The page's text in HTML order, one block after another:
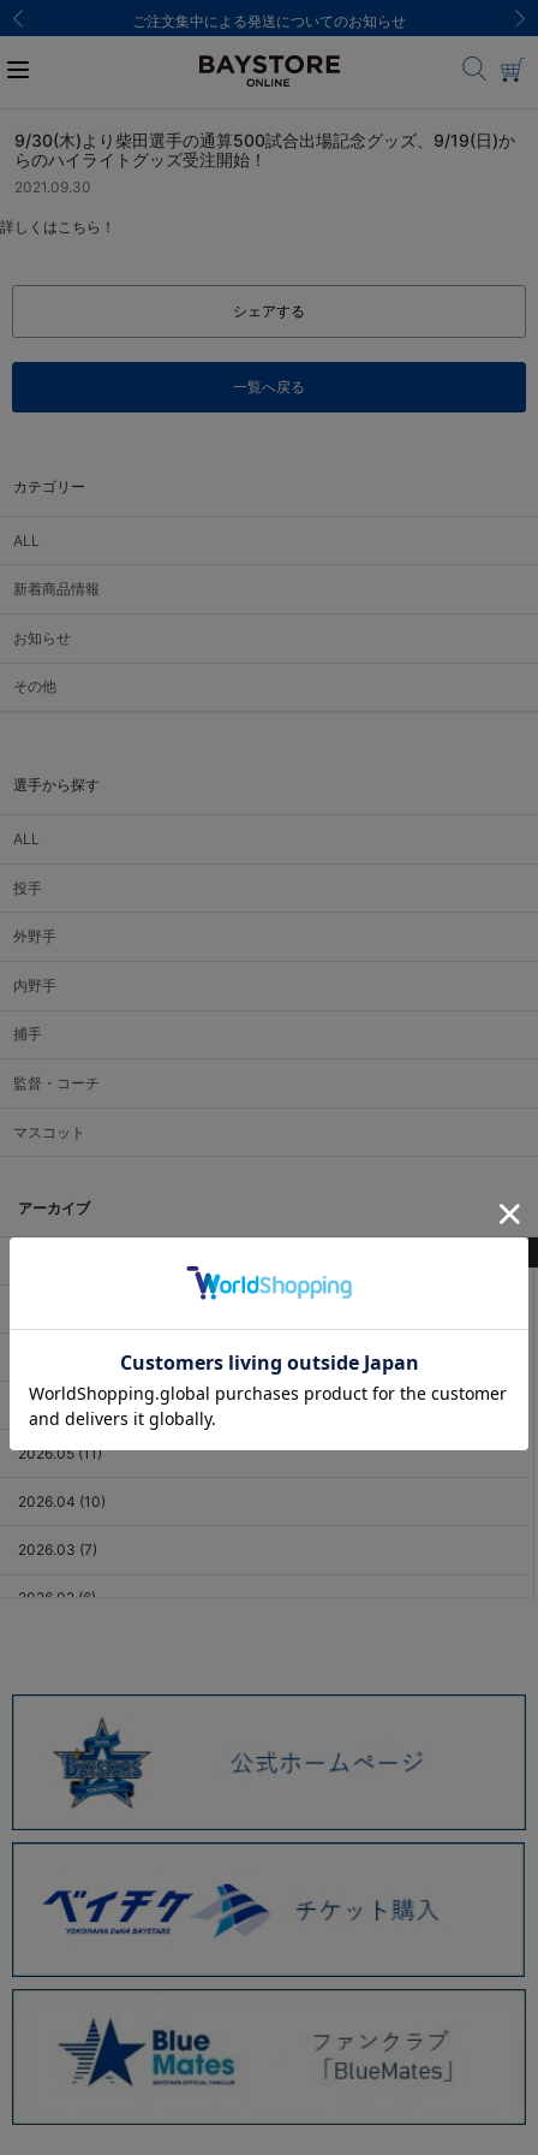
ご注文集中による発送についてのお知らせ
カテゴリー
ALL
新着商品情報
お知らせ
その他
選手から探す
ALL
投手
外野手
内野手
捕手
監督・コーチ
マスコット
アーカイブ
2026.06 (12)
2026.05 (11)
2026.04 (10)
2026.03 (7)
2026.02 (6)
2025.12 (3)
2025.11 (6)
2025.10 (5)
2025.09 (5)
2025.08 (6)
2025.07 (6)
2025.05 (9)
2025.04 (9)
2025.03 (9)
9/30(木)より柴田選手の通算500試合出場記念グッズ、9/19(日)か
らのハイライトグッズ受注開始！
2021.09.30
詳しくはこちら！
シェアする
一覧へ戻る